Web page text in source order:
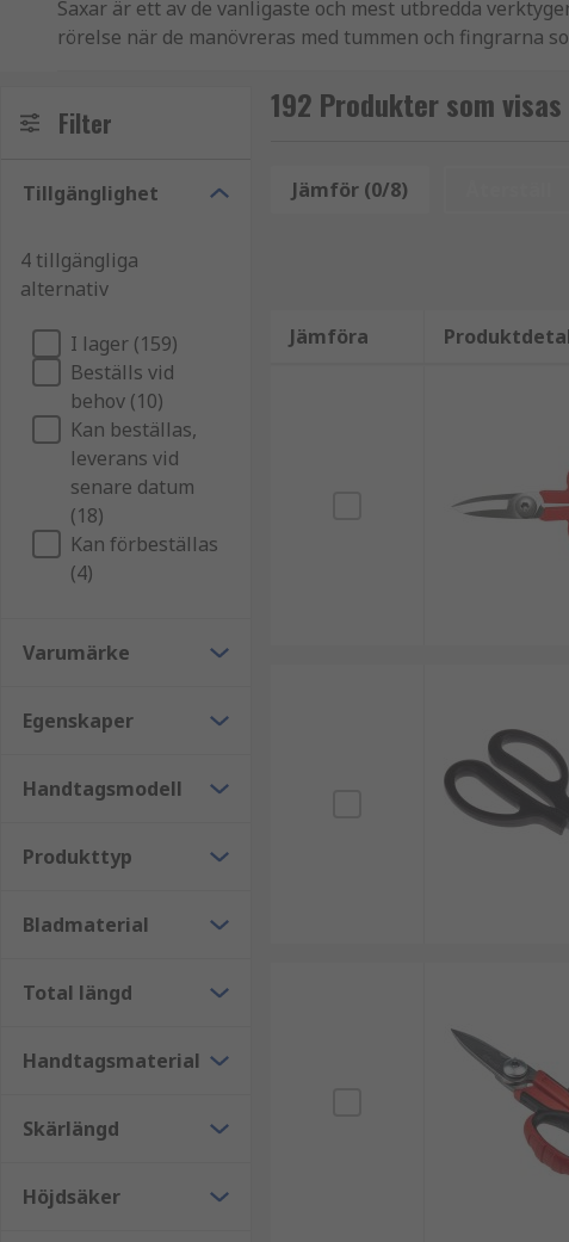
Saxar är ett av de vanligaste och mest utbredda
rörelse när de manövreras med tummen och fingrarna
tillämpningar. Rätt sax kan klippa olika material, såsom
Elektriker saxar är speciellt utformade för att
ändamålsenligt utformade saxar har en vass
utmärkt kraftöverföring.
Universalsaxar är idealiska för klippuppgifter i
finns olika handtagsalternativ som metall, plast
Sidböjda saxar är utformade för användning i
handtag och justerbar pivåskruv och låsmutter.
Kirurgiska saxar utformade för miniatyrarbete.
urmakeri och smycken samt elektroniktillverkning.
Filter
Tillgänglighet
4 tillgängliga
alternativ
I lager (159)
Beställs vid
behov (10)
Kan beställas,
leverans vid
senare datum
(18)
Kan förbeställas
(4)
Varumärke
Egenskaper
Handtagsmodell
Produkttyp
Bladmaterial
Total längd
Handtagsmaterial
Skärlängd
Höjdsäker
192 Produkter som
Jämför (0/8)
Jämföra